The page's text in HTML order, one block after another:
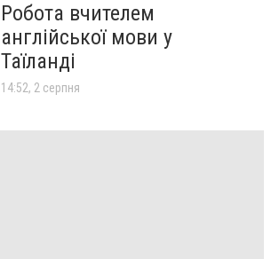
Робота вчителем
англійської мови у
Таїланді
14:52, 2 серпня